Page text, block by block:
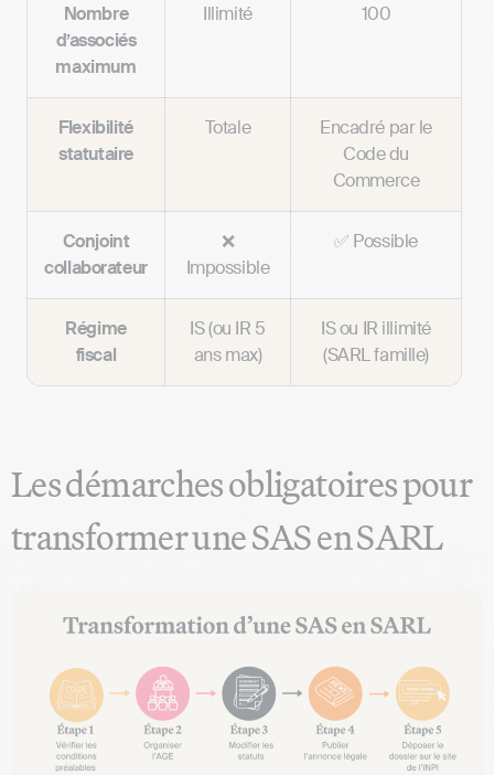
Nombre
d’associés
maximum
Illimité 100
Flexibilité
statutaire
Totale
Encadré par le
Code du
Commerce
Conjoint
collaborateur
❌
Impossible
✅ Possible
Régime
fiscal
IS (ou IR 5
ans max)
IS ou IR illimité
(SARL famille)
Les démarches obligatoires pour
transformer une SAS en SARL